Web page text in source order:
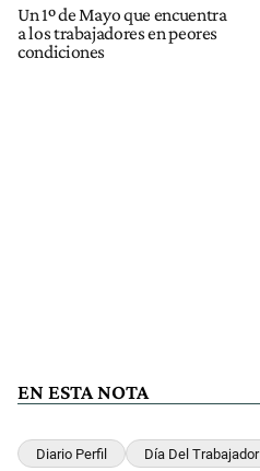
Un 1º de Mayo que encuentra
a los trabajadores en peores
condiciones
EN ESTA NOTA
Diario Perfil Día Del Trabajador